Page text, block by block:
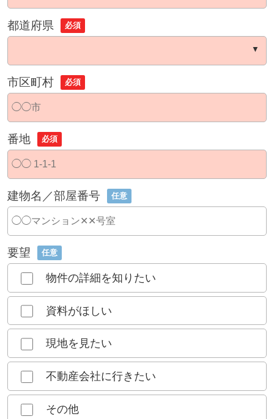
都道府県 必須
市区町村 必須
番地 必須
建物名／部屋番号 任意
要望 任意
物件の詳細を知りたい
資料がほしい
現地を見たい
不動産会社に行きたい
その他